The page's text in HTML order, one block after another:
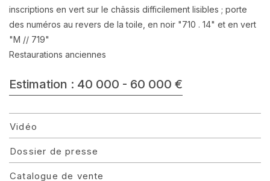
inscriptions en vert sur le châssis difficilement lisibles ; porte
des numéros au revers de la toile, en noir "710 . 14" et en vert
"M // 719"
Restaurations anciennes
Estimation : 40 000 - 60 000 €
Vidéo
Dossier de presse
Catalogue de vente